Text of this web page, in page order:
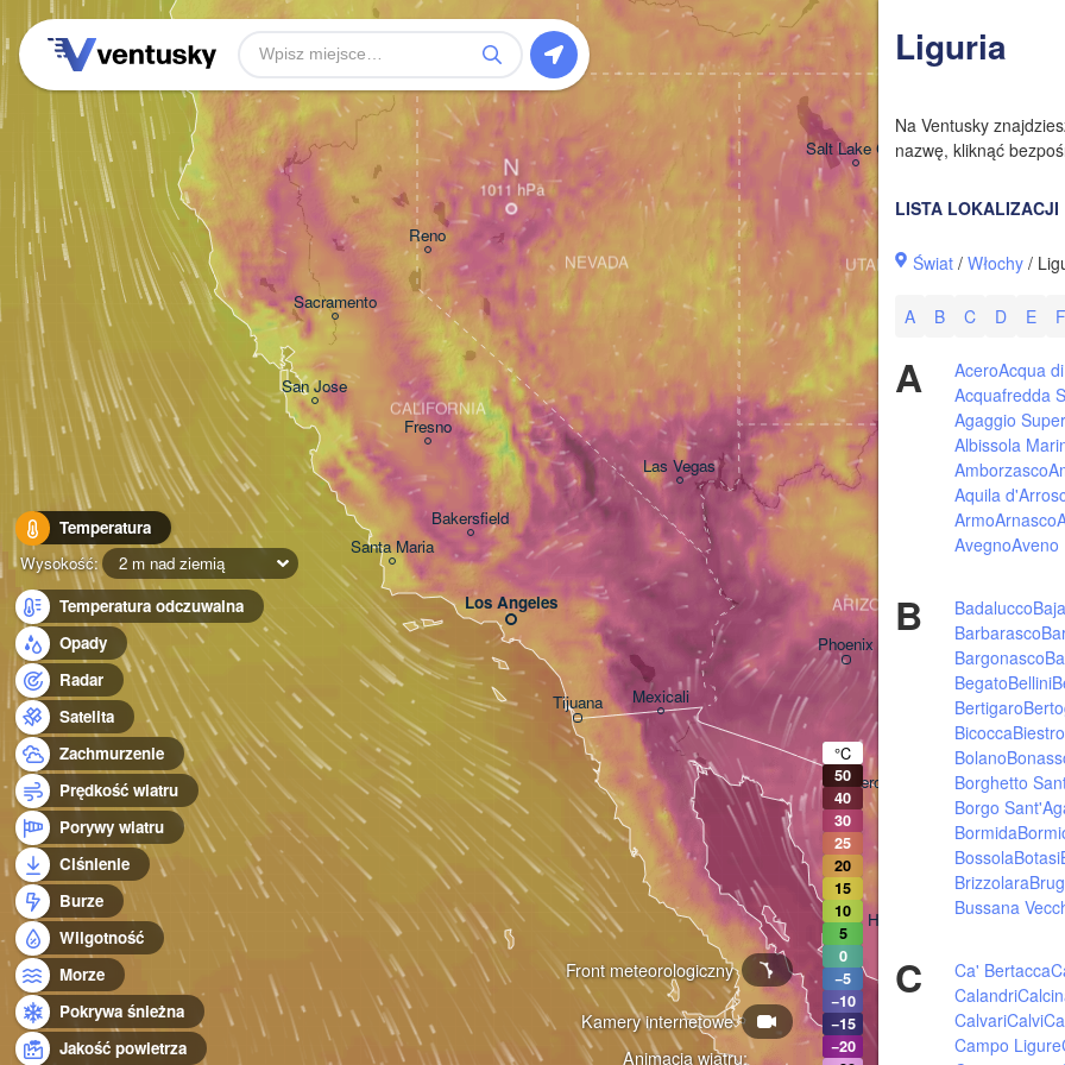
Liguria
Na Ventusky
nazwę, kliknąć
LISTA LOKALIZACJI
Świat /Włochy /
A B C D E F
A AceroAcqua
Acquafredda
Agaggio
Albissola
Amborzasco
Aquila
ArmoArnasco
AvegnoAveno
B Badalucco
Barbarasco
Bargonasco
BegatoBellini
Bertigaro
BicoccaBiestro
Bolano
Borghetto
Borgo
Bormida
BossolaBotasi
Brizzolara
Bussana
C Ca' Bertacca
Calandri
CalvariCalvi
Campo Ligure
Temperatura
Wysokość:
2 m nad ziemią
Temperatura odczuwalna
Opady
Radar
Satelita
Zachmurzenie
Prędkość wiatru
Porywy wiatru
Ciśnienie
Burze
Wilgotność
Morze
Pokrywa śnieżna
Jakość powietrza
Animacja wiatru:
Kamery internetowe
Front meteorologiczny
Los Angeles
Tijuana
San Jose
Las Vegas
Mexicali
Fresno
Reno
Santa Maria
Bakersfield
Sacramento
CALIFORNIA
NEVADA
Phoenix
Salt Lake City
ARIZONA
UTAH
Hermosillo
Heroica Nogales
Ciudad Obregón
N
°C
50
40
30
25
20
15
10
5
0
−5
−10
−15
−20